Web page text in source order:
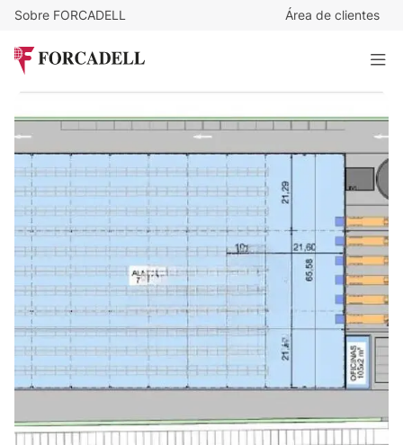
Sobre FORCADELL Área de clientes
Nave logística en alquiler de 7.404 m² - Torija, Guadalajara
7.404 m²